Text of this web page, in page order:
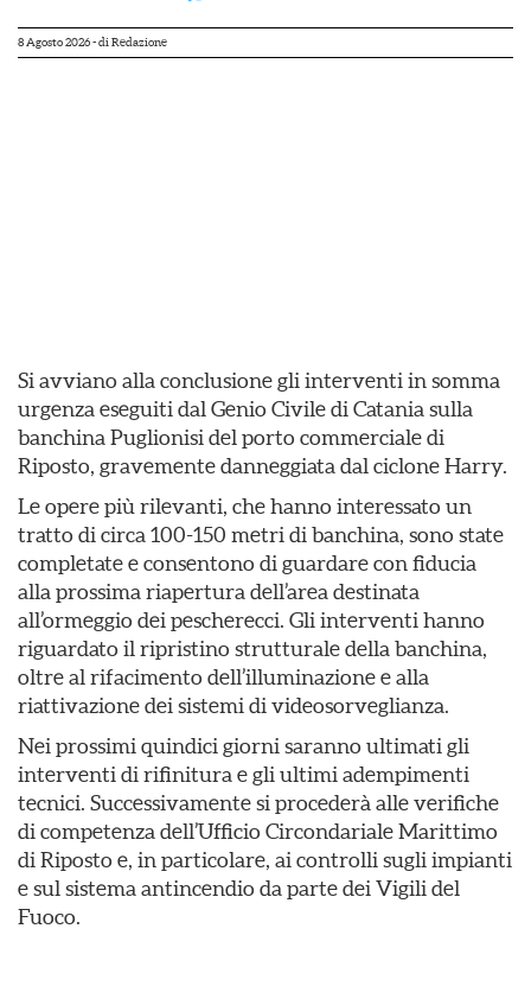
8 Agosto 2026- di Redazione
Si avviano alla conclusione gli interventi in somma
urgenza eseguiti dal Genio Civile di Catania sulla
banchina Puglionisi del porto commerciale di
Riposto, gravemente danneggiata dal ciclone Harry.
Le opere più rilevanti, che hanno interessato un
tratto di circa 100-150 metri di banchina, sono state
completate e consentono di guardare con fiducia
alla prossima riapertura dell’area destinata
all’ormeggio dei pescherecci. Gli interventi hanno
riguardato il ripristino strutturale della banchina,
oltre al rifacimento dell’illuminazione e alla
riattivazione dei sistemi di videosorveglianza.
Nei prossimi quindici giorni saranno ultimati gli
interventi di rifinitura e gli ultimi adempimenti
tecnici. Successivamente si procederà alle verifiche
di competenza dell’Ufficio Circondariale Marittimo
di Riposto e, in particolare, ai controlli sugli impianti
e sul sistema antincendio da parte dei Vigili del
Fuoco.